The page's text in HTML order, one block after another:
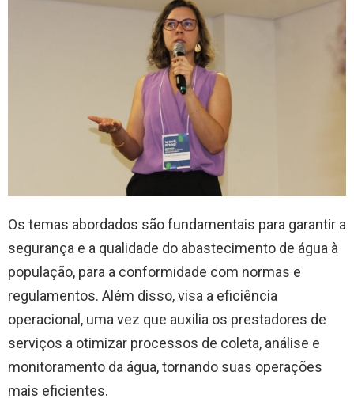
Os temas abordados são fundamentais para garantir a
segurança e a qualidade do abastecimento de água à
população, para a conformidade com normas e
regulamentos. Além disso, visa a eficiência
operacional, uma vez que auxilia os prestadores de
serviços a otimizar processos de coleta, análise e
monitoramento da água, tornando suas operações
mais eficientes.